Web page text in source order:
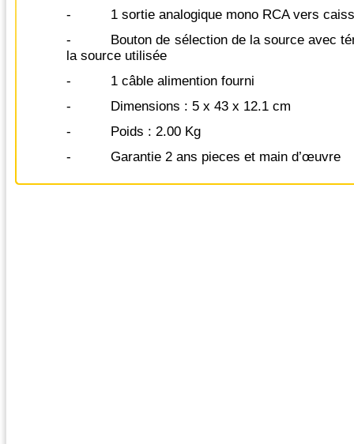
- 1 sortie analogique mono RCA vers
- Bouton de sélection de la source avec
la source utilisée
- 1 câble alimention fourni
- Dimensions : 5 x 43 x 12.1 cm
- Poids : 2.00 Kg
- Garantie 2 ans pieces et main d’œuvre